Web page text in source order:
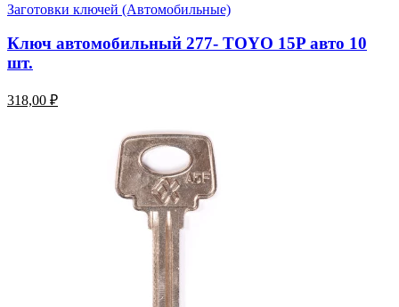
Заготовки ключей (Автомобильные)
Ключ автомобильный 277- TOYO 15P авто 10
шт.
318,00 ₽